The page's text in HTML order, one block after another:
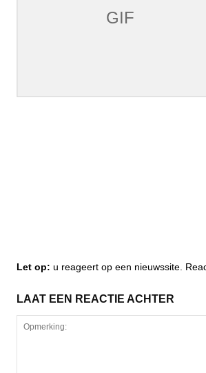
Let op: u reageert op een nieuwssite.
LAAT EEN REACTIE ACHTER